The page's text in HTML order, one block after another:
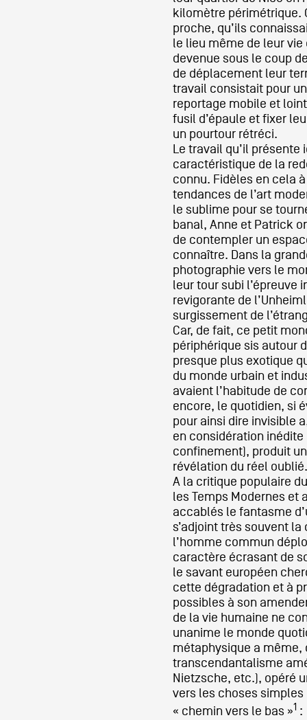
Formation
Événements
1% œuvres
public
Réseau
De A à Z
Année par année
Collection vidéos
Candidater
kilomètre périmétrique.
proche, qu’ils
le lieu même de leur
devenue sous le coup
de déplacement leur
travail consistait pour
reportage mobile et
fusil d’épaule et fixer
un pourtour rétréci.
Le travail qu’il présente
caractéristique de la
connu. Fidèles en cela
tendances de l’art
le sublime pour se
banal, Anne et Patrick
de contempler un
connaître. Dans la
photographie vers le
leur tour subi l’épreuve
revigorante de
surgissement de
Car, de fait, ce petit
périphérique sis autour
presque plus exotique
du monde urbain et
avaient l’habitude de
encore, le quotidien, si
pour ainsi dire invisible
en considération
confinement), produit
révélation du réel oublié.
A la critique populaire
les Temps Modernes et
accablés le fantasme
s’adjoint très souvent
l’homme commun
caractère écrasant de
le savant européen
cette dégradation et à
possibles à son
de la vie humaine ne
unanime le monde
métaphysique a même,
transcendantalisme
Nietzsche, etc.), opéré
vers les choses
« chemin vers le bas »1 :